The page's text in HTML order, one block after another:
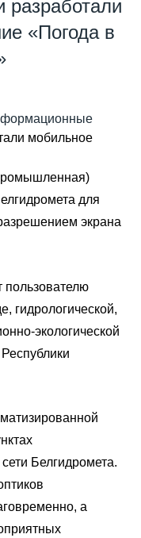
«Погода в
мобильное
для
экрана
пользователю
гидрологической,
экологической
Белгидромета.
а